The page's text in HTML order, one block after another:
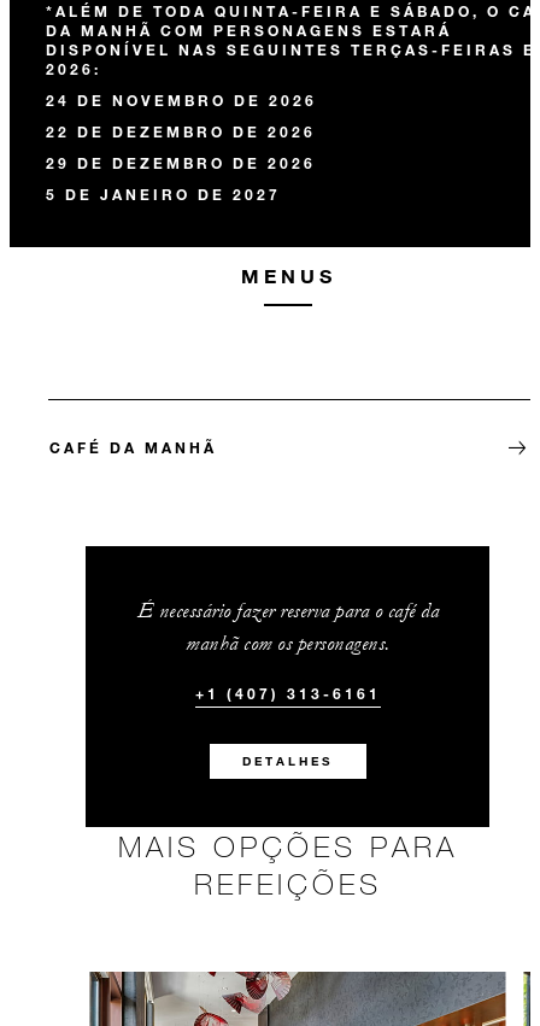
*ALÉM DE TODA QUINTA-FEIRA E SÁBADO, O
DA MANHÃ COM PERSONAGENS ESTARÁ
DISPONÍVEL NAS SEGUINTES TERÇAS-FEIRAS
2026:
24 DE NOVEMBRO DE 2026
22 DE DEZEMBRO DE 2026
29 DE DEZEMBRO DE 2026
5 DE JANEIRO DE 2027
MENUS
CAFÉ DA MANHÃ
É necessário fazer reserva para o café da
manhã com os personagens.
+1 (407) 313-6161
DETALHES
MAIS OPÇÕES PARA
REFEIÇÕES